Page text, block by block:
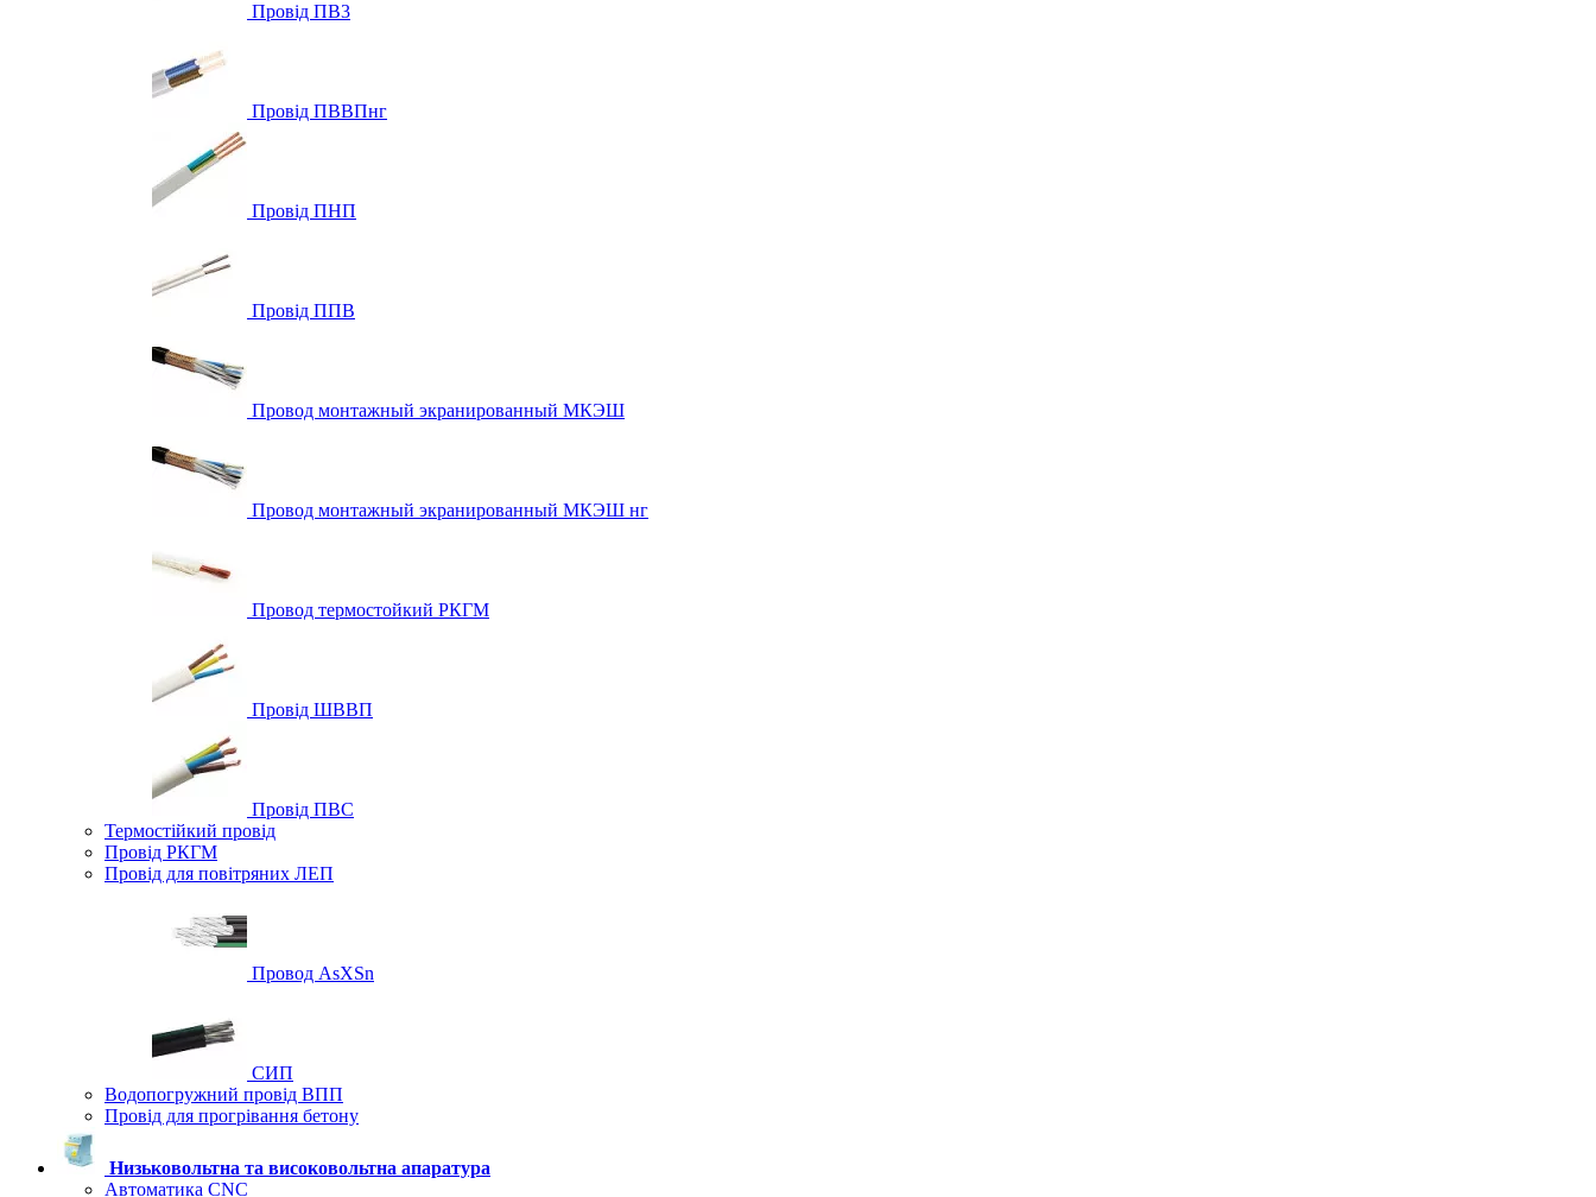
Провід ПВ3
Провід ПВВПнг
Провід ПНП
Провід ППВ
Провод монтажный экранированный МКЭШ
Провод монтажный экранированный МКЭШ нг
Провод термостойкий РКГМ
Провід ШВВП
Провід ПВС
Термостійкий провід
Провід РКГМ
Провід для повітряних ЛЕП
Провод AsXSn
СИП
Водопогружний провід ВПП
Провід для прогрівання бетону
Низьковольтна та високовольтна апаратура
Автоматика CNC